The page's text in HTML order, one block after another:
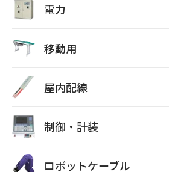
電力
移動用
屋内配線
制御・計装
ロボットケーブル